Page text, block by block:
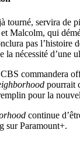
tourné, servira de
Malcolm, qui
pas l’histoire
la nécessité d’une
commandera
pourrait
pour la
continue
sur Paramount+.